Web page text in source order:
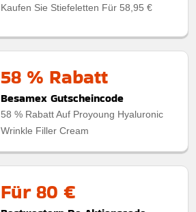
Kaufen Sie Stiefeletten Für 58,95 €
58 % Rabatt
Besamex Gutscheincode
58 % Rabatt Auf Proyoung Hyaluronic
Wrinkle Filler Cream
Für 80 €